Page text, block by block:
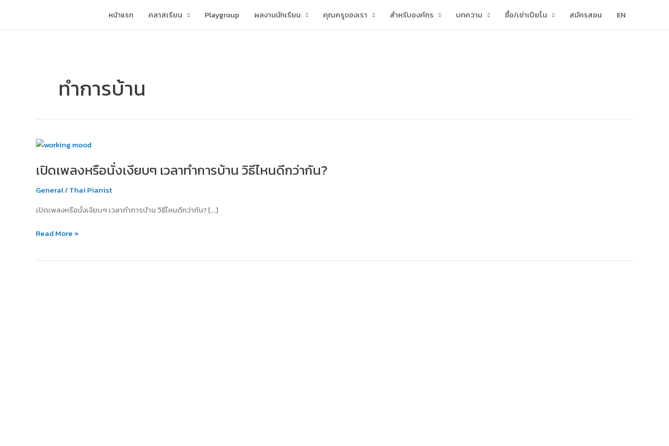
content
หน้าแรก คลาสเรียน Playgroup ผลงานนักเรียน คุณครูของเรา สำหรับองค์กร บทความ ซื้อ/เช่าเปียโน สมัครสอน EN
ทำการบ้าน
เปิดเพลงหรือนั่งเงียบๆ เวลาทำการบ้าน วิธีไหนดีกว่ากัน?
General/Thai Pianist
เปิดเพลงหรือนั่งเงียบๆ เวลาทำการบ้าน วิธีไหนดีกว่ากัน? […]
เปิด
หรือ
เงียบๆ
ทำการ
วิธี
ดี
Read More »